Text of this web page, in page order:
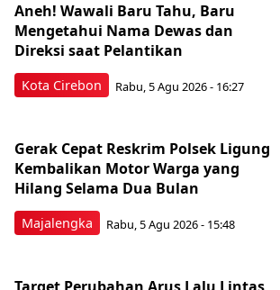
Kota Cirebon
Aneh! Wawali Baru Tahu, Baru
Mengetahui Nama Dewas dan
Direksi saat Pelantikan
Rabu, 5 Agu 2026 - 16:27
Majalengka
Gerak Cepat Reskrim Polsek Ligung
Kembalikan Motor Warga yang
Hilang Selama Dua Bulan
Rabu, 5 Agu 2026 - 15:48